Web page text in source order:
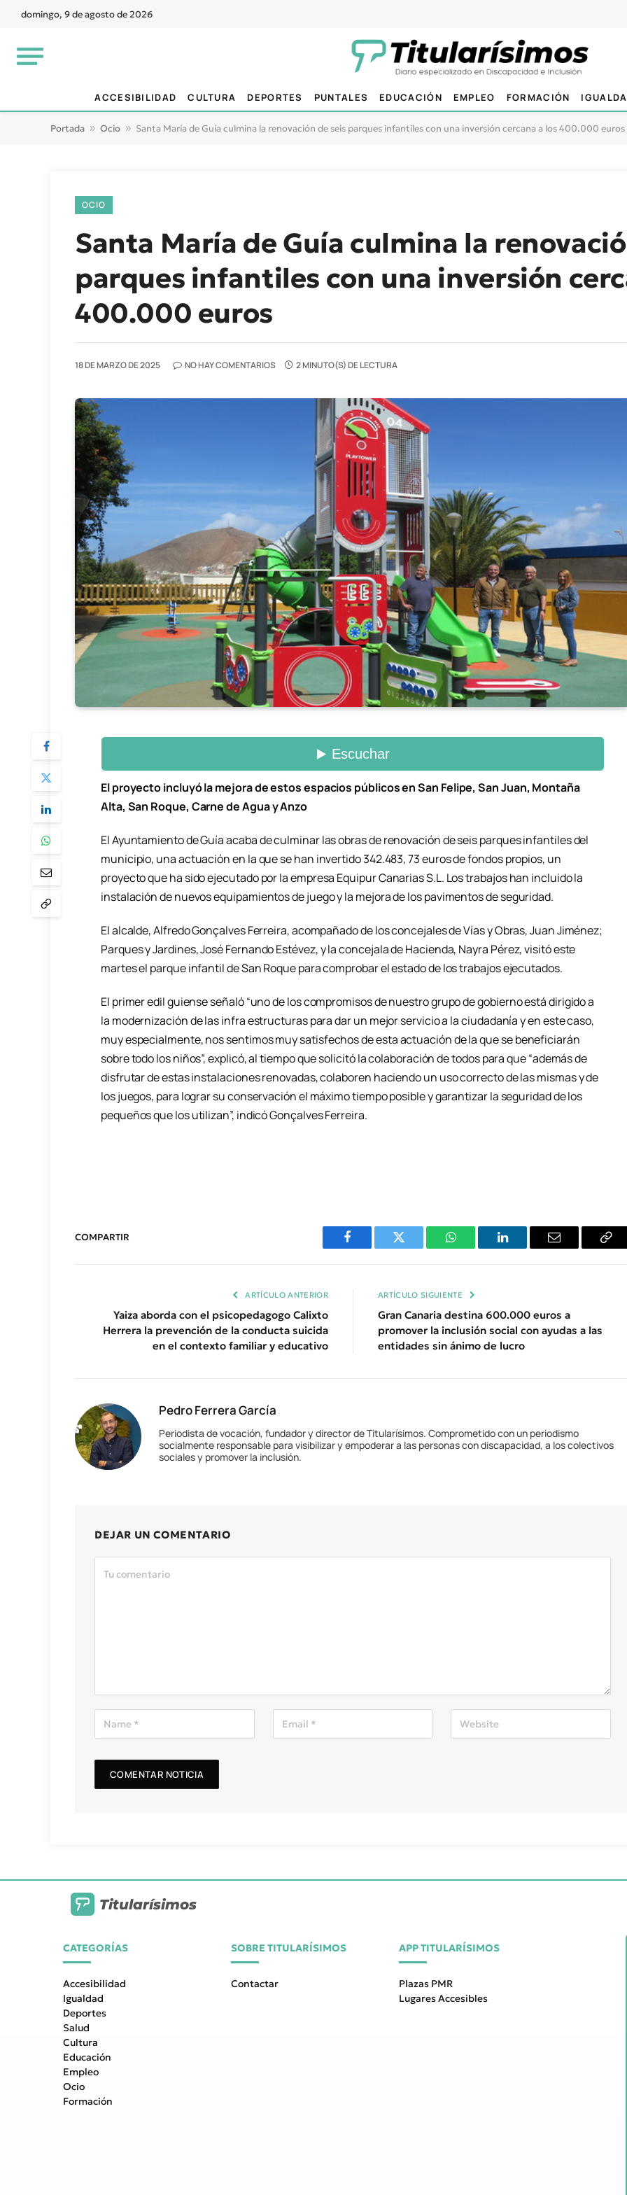
domingo, 9 de agosto de 2026
ACCESIBILIDAD CULTURA DEPORTES PUNTALES EDUCACIÓN EMPLEO FORMACIÓN
Portada » Ocio » Santa María de Guía culmina la renovación de seis parques infantiles con una inversión cercana a los 400.000 euros
OCIO
Santa María de Guía culmina la
parques infantiles con una inversión
400.000 euros
18 DE MARZO DE 2025 NO HAY COMENTARIOS 2 MINUTO(S) DE LECTURA
El proyecto incluyó la mejora de estos espacios públicos en San Felipe, San Juan, Montaña
Alta, San Roque, Carne de Agua y Anzo
El Ayuntamiento de Guía acaba de culminar las obras de renovación de seis parques infantiles del
municipio, una actuación en la que se han invertido 342.483, 73 euros de fondos propios, un
proyecto que ha sido ejecutado por la empresa Equipur Canarias S.L. Los trabajos han incluido la
instalación de nuevos equipamientos de juego y la mejora de los pavimentos de seguridad.
El alcalde, Alfredo Gonçalves Ferreira, acompañado de los concejales de Vías y Obras, Juan Jiménez;
Parques y Jardines, José Fernando Estévez, y la concejala de Hacienda, Nayra Pérez, visitó este
martes el parque infantil de San Roque para comprobar el estado de los trabajos ejecutados.
El primer edil guiense señaló “uno de los compromisos de nuestro grupo de gobierno está dirigido a
la modernización de las infra estructuras para dar un mejor servicio a la ciudadanía y en este caso,
muy especialmente, nos sentimos muy satisfechos de esta actuación de la que se beneficiarán
sobre todo los niños”, explicó, al tiempo que solicitó la colaboración de todos para que “además de
disfrutar de estas instalaciones renovadas, colaboren haciendo un uso correcto de las mismas y de
los juegos, para lograr su conservación el máximo tiempo posible y garantizar la seguridad de los
pequeños que los utilizan”, indicó Gonçalves Ferreira.
COMPARTIR
Facebook Twitter WhatsAppLinkedIn Email
ARTÍCULO ANTERIOR
Yaiza aborda con el psicopedagogo Calixto
Herrera la prevención de la conducta suicida
en el contexto familiar y educativo
ARTÍCULO SIGUIENTE
Gran Canaria destina 600.000 euros a
promover la inclusión social con ayudas a las
entidades sin ánimo de lucro
Pedro Ferrera García
Periodista de vocación, fundador y director de Titularísimos. Comprometido con un periodismo
socialmente responsable para visibilizar y empoderar a las personas con discapacidad, a los colectivos
sociales y promover la inclusión.
DEJAR UN COMENTARIO
Titularísimos
CATEGORÍAS
Accesibilidad
Igualdad
Deportes
Salud
Cultura
Educación
Empleo
Ocio
Formación
SOBRE TITULARÍSIMOS
Contactar
APP TITULARÍSIMOS
Plazas PMR
Lugares Accesibles